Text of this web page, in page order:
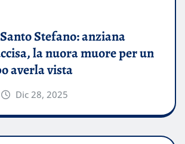
Stefano: anziana
la nuora muore per un
averla vista
Dic 28, 2025